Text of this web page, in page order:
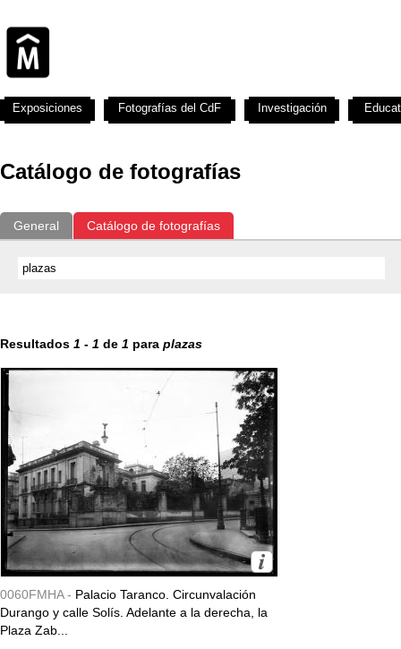
Catálogo de fotografías
General Catálogo de fotografías
Resultados 1 - 1 de 1 para plazas
0060FMHA - Palacio Taranco. Circunvalación
Durango y calle Solís. Adelante a la derecha, la
Plaza Zab...
Exposiciones Fotografías del CdF Investigación